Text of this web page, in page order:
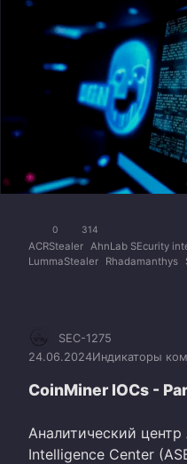
0 314
ACRStealer AhnLab SEcurity
LummaStealer
Rhadamanthys
SEC-1275
24.06.2024Индикаторы
CoinMiner IOCs -
Аналитический
Intelligence Center